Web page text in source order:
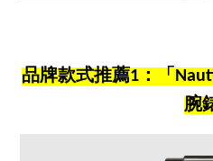
品牌款式推薦1：「
腕